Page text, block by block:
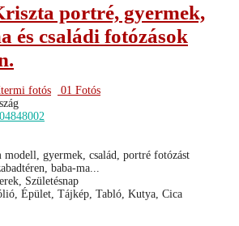
portré, gyermek,
és családi fotózások
fotós
01 Fotós
modell, gyermek, család, portré fotózást
baba-ma...
Születésnap
Épület, Tájkép, Tabló, Kutya, Cica